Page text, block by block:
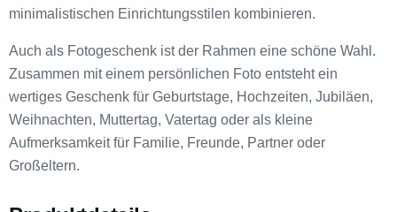
minimalistischen Einrichtungsstilen kombinieren.
Auch als Fotogeschenk ist der Rahmen eine schöne Wahl.
Zusammen mit einem persönlichen Foto entsteht ein
wertiges Geschenk für Geburtstage, Hochzeiten, Jubiläen,
Weihnachten, Muttertag, Vatertag oder als kleine
Aufmerksamkeit für Familie, Freunde, Partner oder
Großeltern.